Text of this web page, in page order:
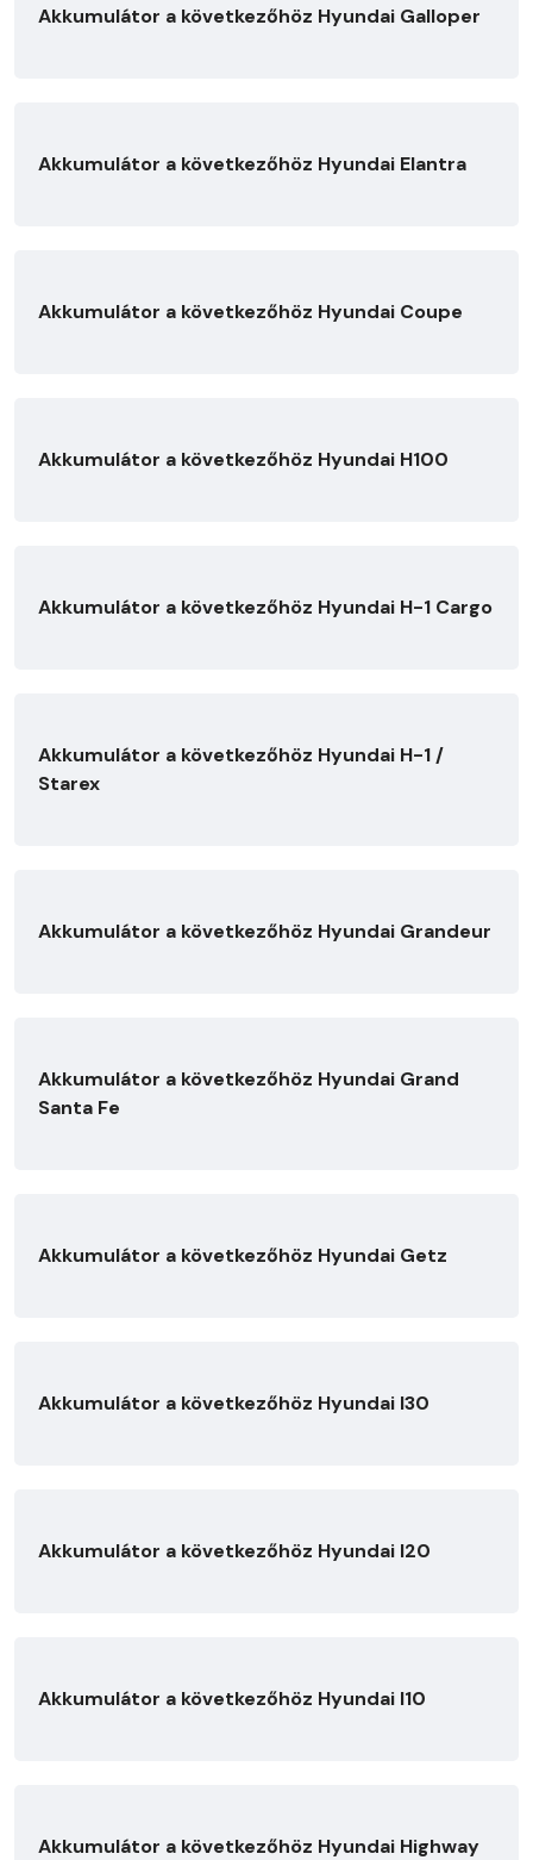
Akkumulátor a következőhöz Hyundai Galloper
Akkumulátor a következőhöz Hyundai Elantra
Akkumulátor a következőhöz Hyundai Coupe
Akkumulátor a következőhöz Hyundai H100
Akkumulátor a következőhöz Hyundai H-1 Cargo
Akkumulátor a következőhöz Hyundai H-1 /
Starex
Akkumulátor a következőhöz Hyundai Grandeur
Akkumulátor a következőhöz Hyundai Grand
Santa Fe
Akkumulátor a következőhöz Hyundai Getz
Akkumulátor a következőhöz Hyundai I30
Akkumulátor a következőhöz Hyundai I20
Akkumulátor a következőhöz Hyundai I10
Akkumulátor a következőhöz Hyundai Highway